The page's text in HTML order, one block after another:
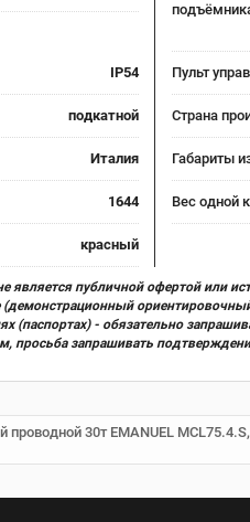
IP54 Пульт
подкатной Страна
Италия Габариты
1644 Вес одной
красный
является публичной офертой или
(демонстрационный
(паспортах) - обязательно
просьба запрашивать
30т EMANUEL